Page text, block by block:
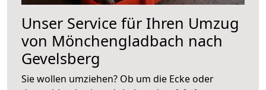
Unser Service für Ihren Umzug
von Mönchengladbach nach
Gevelsberg
Sie wollen umziehen? Ob um die Ecke oder